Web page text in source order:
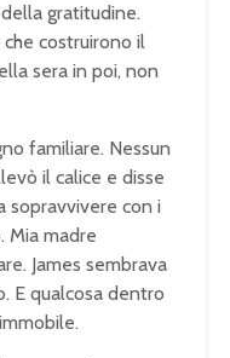
gratitudine.
costruirono il
sera in poi, non
familiare. Nessun
il calice e disse
sopravvivere con i
Mia madre
James sembrava
E qualcosa dentro